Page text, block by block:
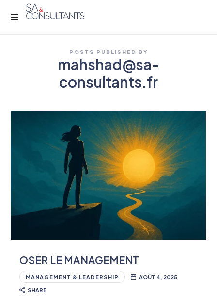
POSTS PUBLISHED BY
mahshad@sa-
consultants.fr
OSER LE MANAGEMENT
MANAGEMENT & LEADERSHIP AOÛT 4, 2025
SHARE